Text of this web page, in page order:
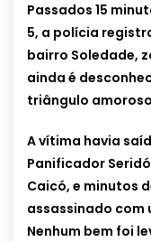
Passados 15
5, a polícia
bairro Soledade,
ainda é
triângulo
A vítima havia
Panificador
Caicó, e minutos
assassinado com
Nenhum bem foi